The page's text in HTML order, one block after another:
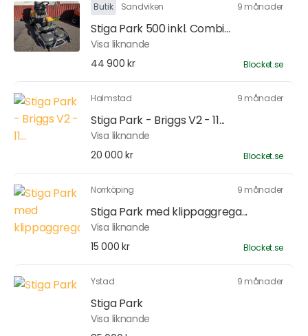
Butik Sandviken 9 månader
Stiga Park 500 inkl. Combi...
Visa liknande
44 900 kr
Blocket.se
Halmstad 9 månader
Stiga Park - Briggs V2 - 11...
Visa liknande
20 000 kr
Blocket.se
Norrköping 9 månader
Stiga Park med klippaggrega...
Visa liknande
15 000 kr
Blocket.se
Ystad 9 månader
Stiga Park
Visa liknande